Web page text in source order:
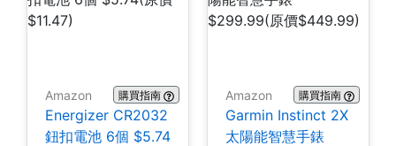
Amazon 購買指南
Energizer CR2032
鈕扣電池 6個 $5.74
Amazon 購買指南
Garmin Instinct 2X
太陽能智慧手錶